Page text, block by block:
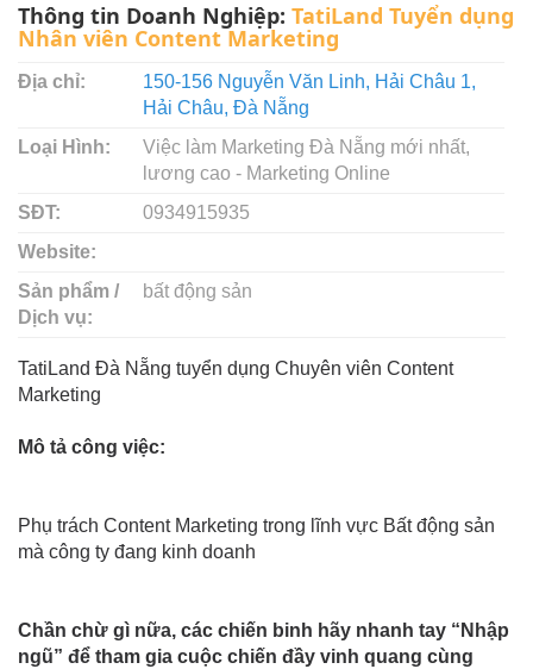
Thông tin Doanh Nghiệp: TatiLand Tuyển dụng
Nhân viên Content Marketing
Địa chỉ:
150-156 Nguyễn Văn Linh, Hải Châu 1,
Hải Châu, Đà Nẵng
Loại Hình:
Việc làm Marketing Đà Nẵng mới nhất,
lương cao - Marketing Online
SĐT:
0934915935
Website:
Sản phẩm /
Dịch vụ:
bất động sản
TatiLand Đà Nẵng tuyển dụng Chuyên viên Content
Marketing
Mô tả công việc:
Phụ trách Content Marketing trong lĩnh vực Bất động sản
mà công ty đang kinh doanh
Chần chừ gì nữa, các chiến binh hãy nhanh tay “Nhập
ngũ” để tham gia cuộc chiến đầy vinh quang cùng